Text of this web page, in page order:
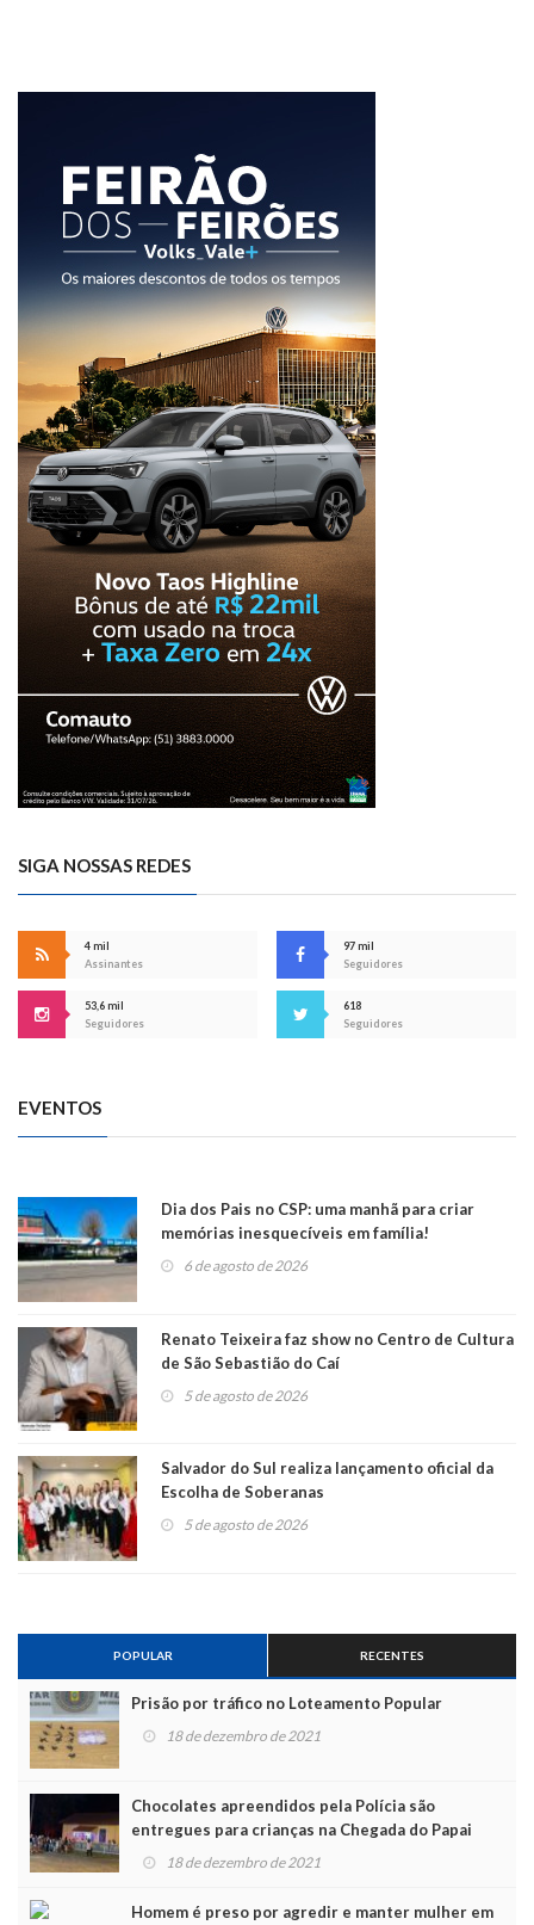
SIGA NOSSAS REDES
4 mil
Assinantes
97 mil
Seguidores
53,6 mil
Seguidores
618
Seguidores
EVENTOS
Dia dos Pais no CSP: uma manhã para criar
memórias inesquecíveis em família!
6 de agosto de 2026
Renato Teixeira faz show no Centro de Cultura
de São Sebastião do Caí
5 de agosto de 2026
Salvador do Sul realiza lançamento oficial da
Escolha de Soberanas
5 de agosto de 2026
POPULAR RECENTES
Prisão por tráfico no Loteamento Popular
18 de dezembro de 2021
Chocolates apreendidos pela Polícia são
entregues para crianças na Chegada do Papai
Noel 18 de dezembro de 2021
Homem é preso por agredir e manter mulher em